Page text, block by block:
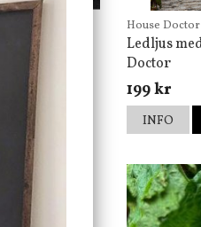
House Doctor
Ledljus
Doctor
199 kr
INFO